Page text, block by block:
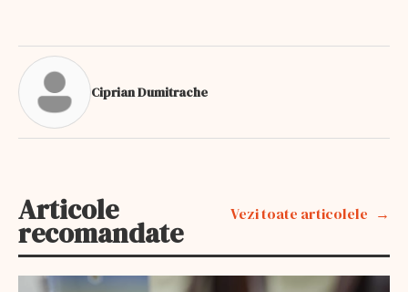
Ciprian Dumitrache
Articole
recomandate
Vezi toate articolele